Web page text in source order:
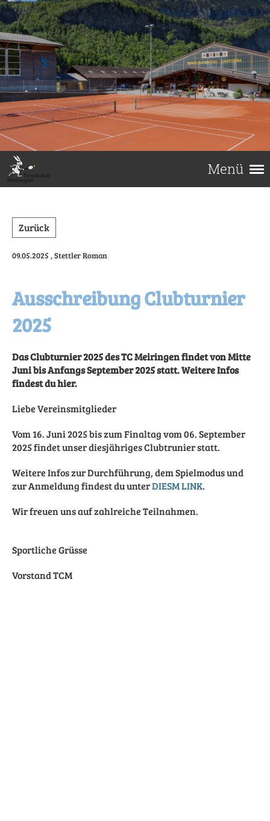
Menü
Zurück
09.05.2025 , Stettler Roman
Ausschreibung Clubturnier
2025
Das Clubturnier 2025 des TC Meiringen findet von Mitte
Juni bis Anfangs September 2025 statt. Weitere Infos
findest du hier.
Liebe Vereinsmitglieder
Vom 16. Juni 2025 bis zum Finaltag vom 06. September
2025 findet unser diesjähriges Clubtrunier statt.
Weitere Infos zur Durchführung, dem Spielmodus und
zur Anmeldung findest du unterDIESM LINK.
Wir freuen uns auf zahlreiche Teilnahmen.
Sportliche Grüsse
Vorstand TCM